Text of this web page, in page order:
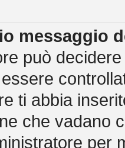
messaggio
può
ti abbia
che vadano
per